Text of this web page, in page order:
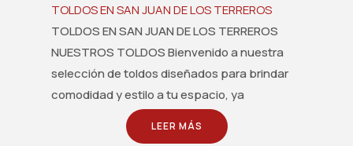
TOLDOS EN SAN JUAN DE LOS TERREROS
TOLDOS EN SAN JUAN DE LOS TERREROS
NUESTROS TOLDOS Bienvenido a nuestra
selección de toldos diseñados para brindar
comodidad y estilo a tu espacio, ya
LEER MÁS